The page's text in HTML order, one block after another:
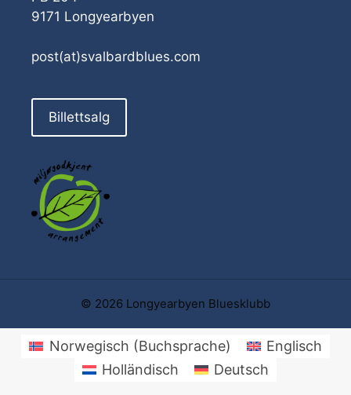
9171 Longyearbyen
post(at)svalbardblues.com
Billettsalg
© 2026 Longyearbyen Bluesklubb
Norwegisch (Buchsprache)
Englisch
Holländisch
Deutsch